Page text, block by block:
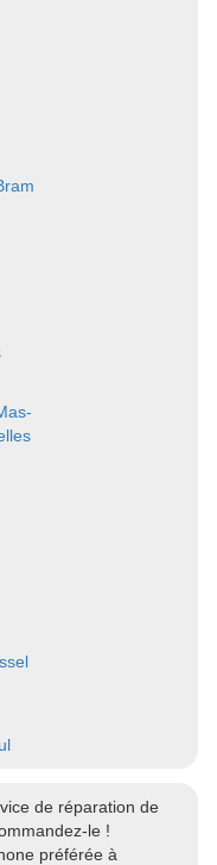
de réparation de
le !
préférée à